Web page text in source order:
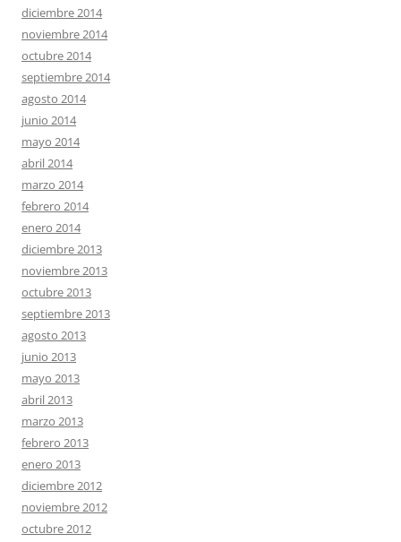
diciembre 2014
noviembre 2014
octubre 2014
septiembre 2014
agosto 2014
junio 2014
mayo 2014
abril 2014
marzo 2014
febrero 2014
enero 2014
diciembre 2013
noviembre 2013
octubre 2013
septiembre 2013
agosto 2013
junio 2013
mayo 2013
abril 2013
marzo 2013
febrero 2013
enero 2013
diciembre 2012
noviembre 2012
octubre 2012